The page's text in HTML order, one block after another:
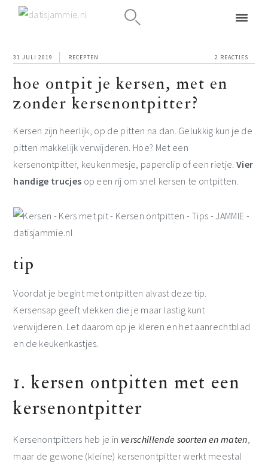
naar
hoofdnavigatie
naar
hoofd
inhoud
naar
eerste
sidebar
31 JULI 2019 RECEPTEN 2 REACTIES
hoe ontpit je kersen, met en
zonder kersenontpitter?
Kersen zijn heerlijk, op de pitten na dan. Gelukkig kun je de
pitten makkelijk verwijderen. Hoe? Met een
kersenontpitter, keukenmesje, paperclip of een rietje. Vier
handige trucjes op een rij om snel kersen te ontpitten.
tip
Voordat je begint met ontpitten alvast deze tip.
Kersensap geeft vlekken die je maar lastig kunt
verwijderen. Let daarom op je kleren en het aanrechtblad
en de keukenkastjes.
1. kersen ontpitten met een
kersenontpitter
Kersenontpitters heb je in verschillende soorten en maten,
maar de gewone (kleine) kersenontpitter werkt meestal